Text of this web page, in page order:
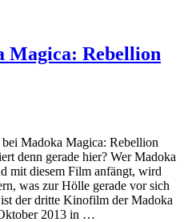
Magica: Rebellion
Madoka Magica: Rebellion
denn gerade hier? Wer Madoka
mit diesem Film anfängt, wird
was zur Hölle gerade vor sich
der dritte Kinofilm der Madoka
2013 in …